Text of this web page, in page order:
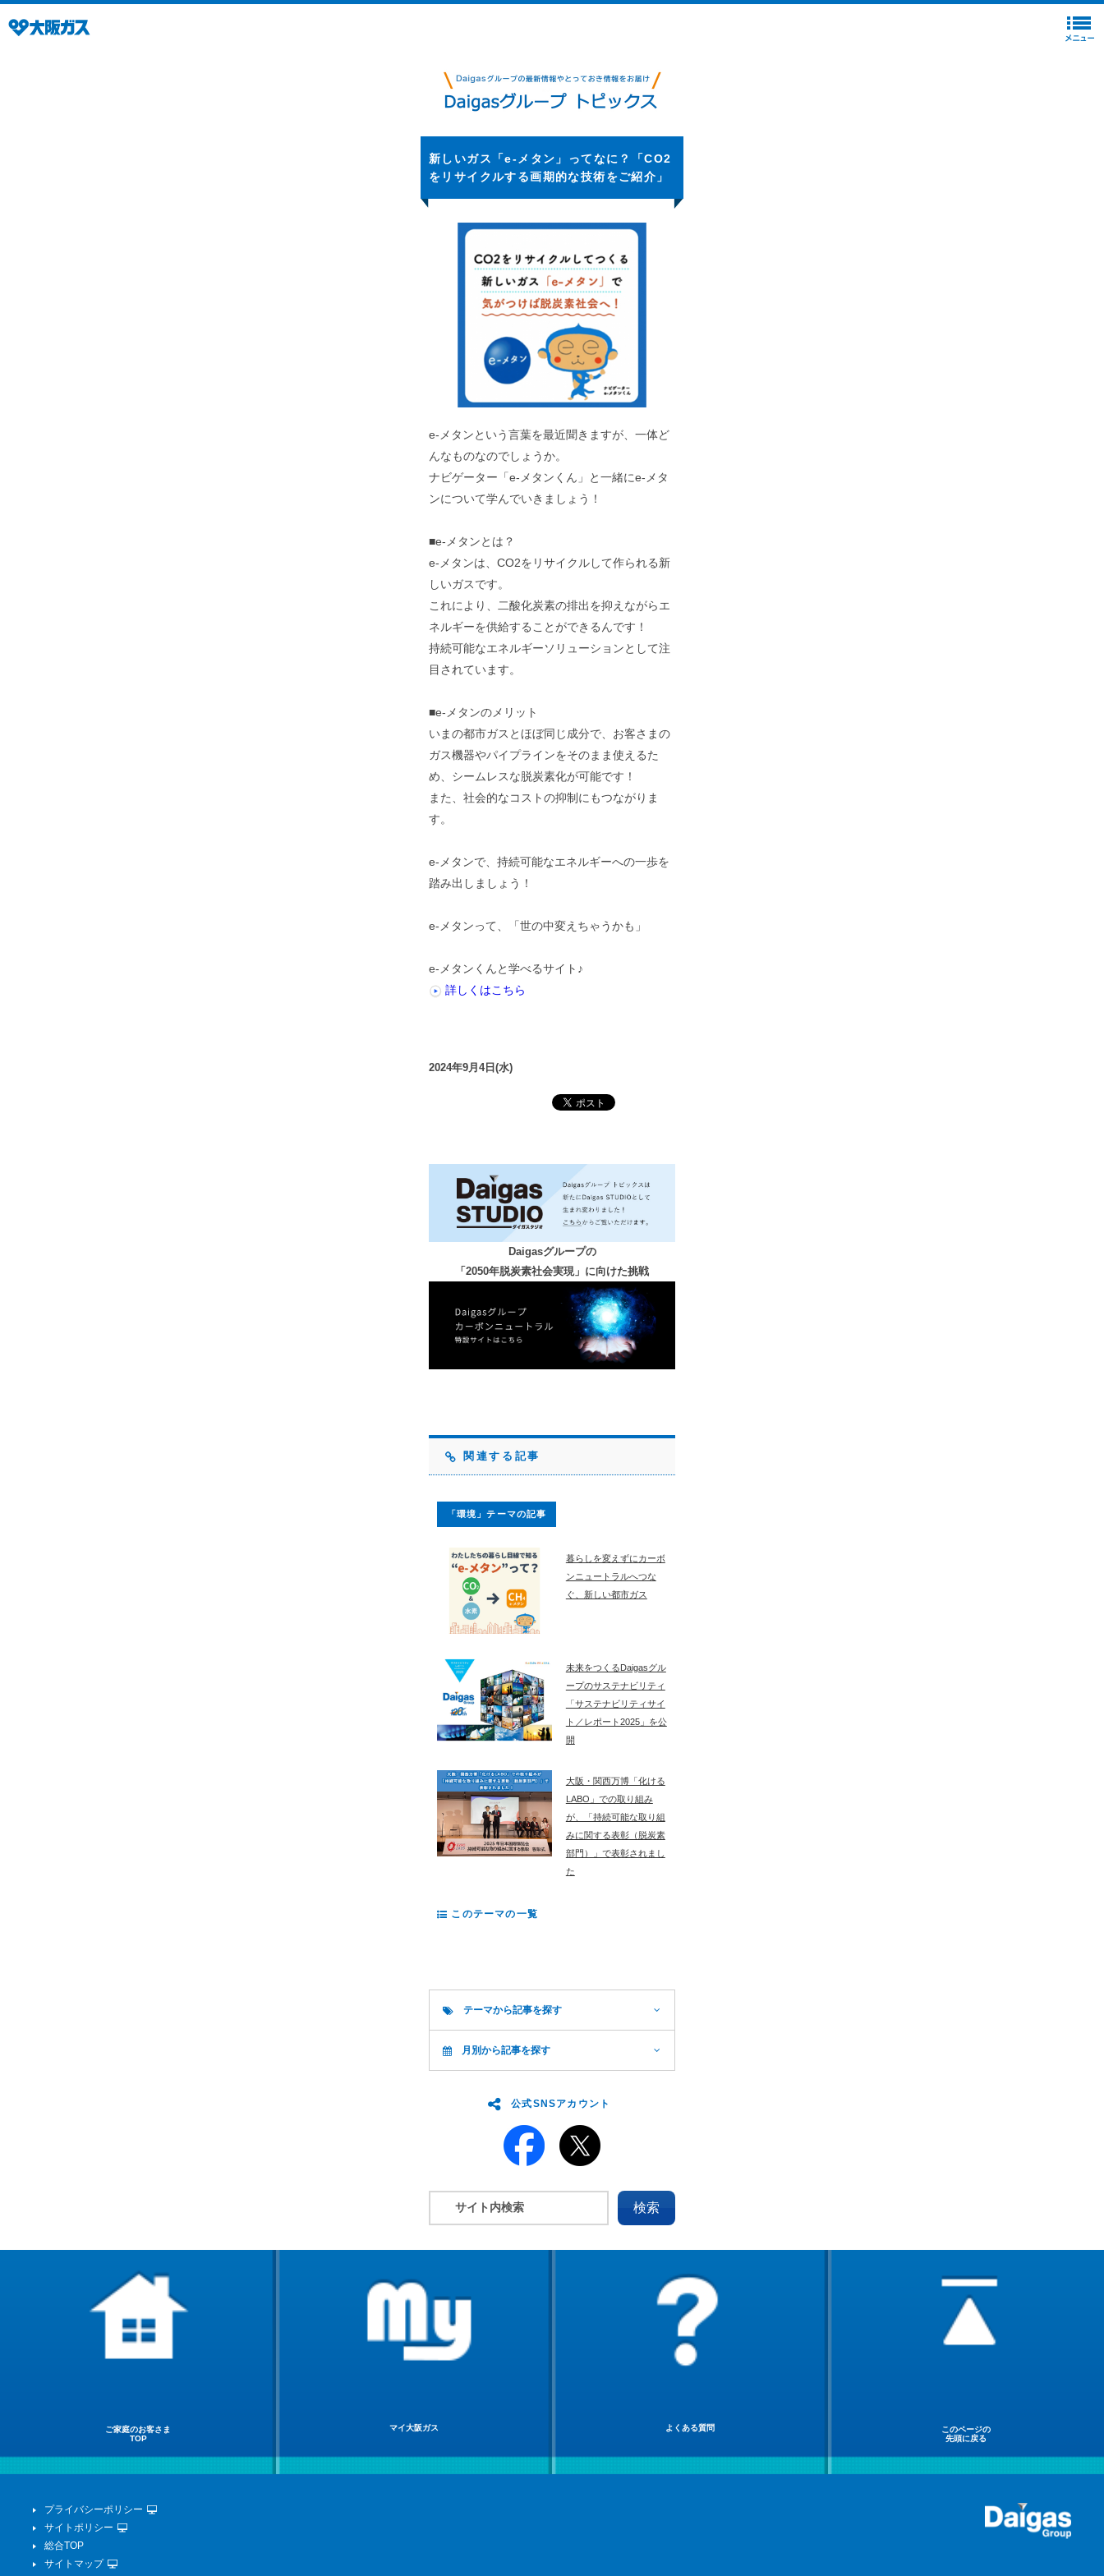
新しいガス「e-メタン」ってなに？「CO2
をリサイクルする画期的な技術をご紹介」
e-メタンという言葉を最近聞きますが、一体ど
んなものなのでしょうか。
ナビゲーター「e-メタンくん」と一緒にe-メタ
ンについて学んでいきましょう！
■e-メタンとは？
e-メタンは、CO2をリサイクルして作られる新
しいガスです。
これにより、二酸化炭素の排出を抑えながらエ
ネルギーを供給することができるんです！
持続可能なエネルギーソリューションとして注
目されています。
■e-メタンのメリット
いまの都市ガスとほぼ同じ成分で、お客さまの
ガス機器やパイプラインをそのまま使えるた
め、シームレスな脱炭素化が可能です！
また、社会的なコストの抑制にもつながりま
す。
e-メタンで、持続可能なエネルギーへの一歩を
踏み出しましょう！
e-メタンって、「世の中変えちゃうかも」
e-メタンくんと学べるサイト♪
詳しくはこちら
2024年9月4日(水)
Daigasグループの
「2050年脱炭素社会実現」に向けた挑戦
関連する記事
「環境」テーマの記事
暮らしを変えずにカーボ
ンニュートラルへつな
ぐ、新しい都市ガス
未来をつくるDaigasグル
ープのサステナビリティ
「サステナビリティサイ
ト／レポート2025」を公
開
大阪・関西万博「化ける
LABO」での取り組み
が、「持続可能な取り組
みに関する表彰（脱炭素
部門）」で表彰されまし
た
このテーマの一覧
テーマから記事を探す
月別から記事を探す
公式SNSアカウント
ご家庭のお客さま
TOP
マイ大阪ガス よくある質問
このページの
先頭に戻る
プライバシーポリシー
サイトポリシー
総合TOP
サイトマップ